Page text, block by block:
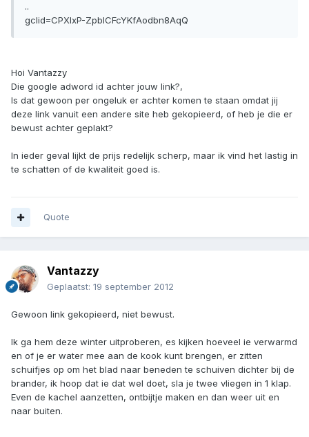
..
gclid=CPXlxP-ZpbICFcYKfAodbn8AqQ
Hoi Vantazzy
Die google adword id achter jouw link?,
Is dat gewoon per ongeluk er achter komen te staan omdat jij
deze link vanuit een andere site heb gekopieerd, of heb je die er
bewust achter geplakt?
In ieder geval lijkt de prijs redelijk scherp, maar ik vind het lastig in
te schatten of de kwaliteit goed is.
Quote
Vantazzy
Geplaatst: 19 september 2012
Gewoon link gekopieerd, niet bewust.
Ik ga hem deze winter uitproberen, es kijken hoeveel ie verwarmd
en of je er water mee aan de kook kunt brengen, er zitten
schuifjes op om het blad naar beneden te schuiven dichter bij de
brander, ik hoop dat ie dat wel doet, sla je twee vliegen in 1 klap.
Even de kachel aanzetten, ontbijtje maken en dan weer uit en
naar buiten.